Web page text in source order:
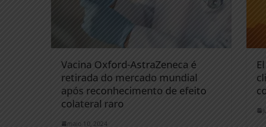
Vacina Oxford-AstraZeneca é
retirada do mercado mundial
após reconhecimento de efeito
colateral raro
maio 10, 2024